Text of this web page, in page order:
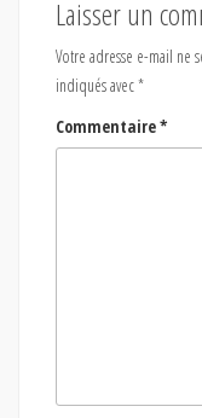
Laisser un
Votre adresse e-mail ne
indiqués avec*
Commentaire*